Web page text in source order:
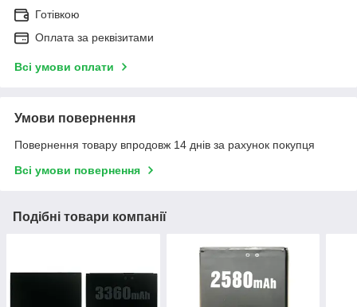
Готівкою
Оплата за реквізитами
Всі умови оплати
Умови повернення
Повернення товару впродовж 14 днів за рахунок покупця
Всі умови повернення
Подібні товари компанії